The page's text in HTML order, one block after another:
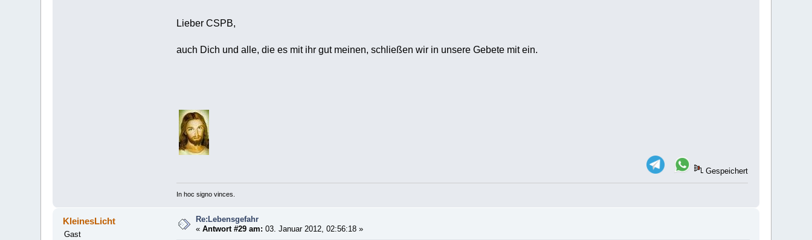
Lieber CSPB,
auch Dich und alle, die es mit ihr gut meinen, schließen wir in unsere Gebete mit ein.
Gespeichert
In hoc signo vinces.
KleinesLicht
Gast
Re:Lebensgefahr
«Antwort #29 am: 03. Januar 2012, 02:56:18 »